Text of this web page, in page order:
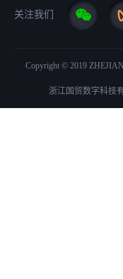
关注我们
Copyright © 2019
浙江国贸数字科技